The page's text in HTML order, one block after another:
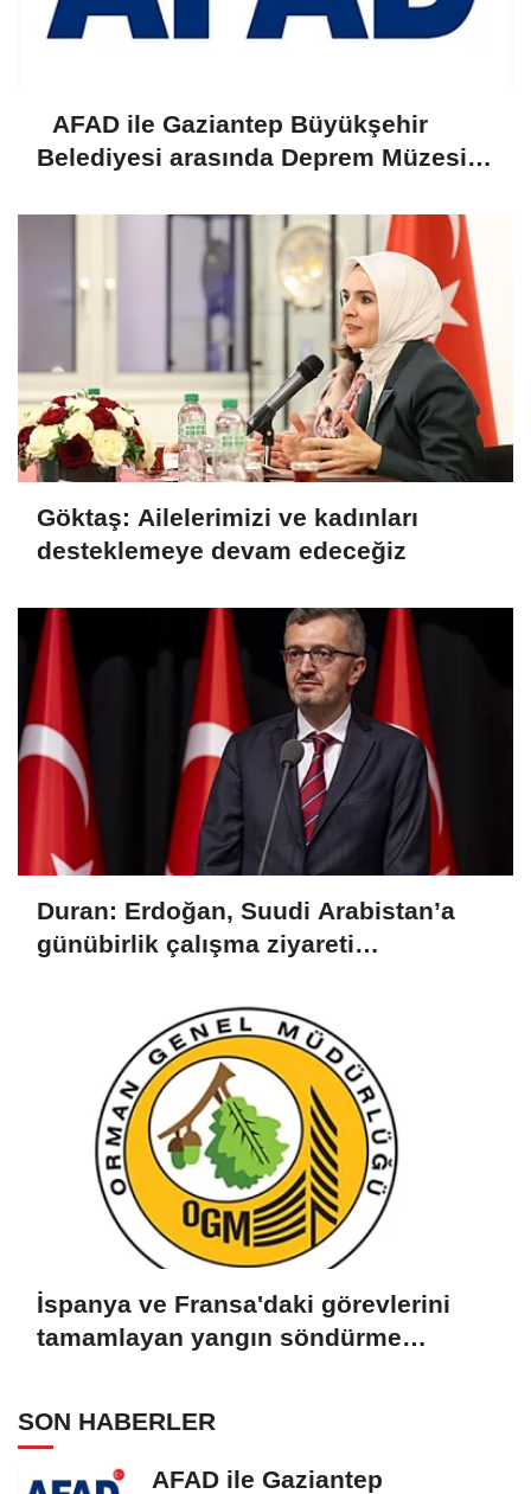
AFAD ile Gaziantep Büyükşehir
Belediyesi arasında Deprem Müzesi
Göktaş: Ailelerimizi ve kadınları
desteklemeye devam edeceğiz
Duran: Erdoğan, Suudi Arabistan’a
günübirlik çalışma ziyareti
İspanya ve Fransa'daki görevlerini
tamamlayan yangın söndürme
SON HABERLER
AFAD ile Gaziantep